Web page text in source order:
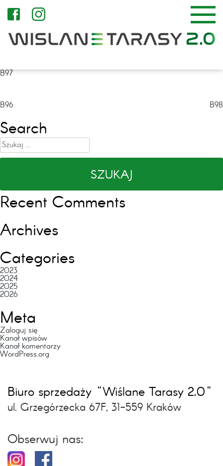
B97
Nawigacja
wpisu
B96 B98
Search
Szukaj:
Recent Comments
Archives
Categories
2023
2024
2025
2026
Meta
Zaloguj się
Kanał wpisów
Kanał komentarzy
WordPress.org
Biuro sprzedaży "Wiślane Tarasy 2.0"
ul. Grzegórzecka 67F, 31-559 Kraków
Obserwuj nas: